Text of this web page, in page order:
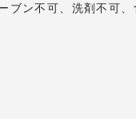
ブン不可、洗剤不可、